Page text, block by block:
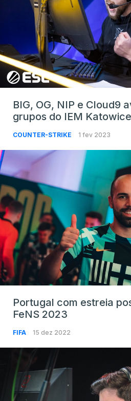
BIG, OG, NIP e Cloud9
grupos do IEM Katowice
COUNTER-STRIKE 1 fev 2023
Portugal com estreia
FeNS 2023
FIFA 15 dez 2022